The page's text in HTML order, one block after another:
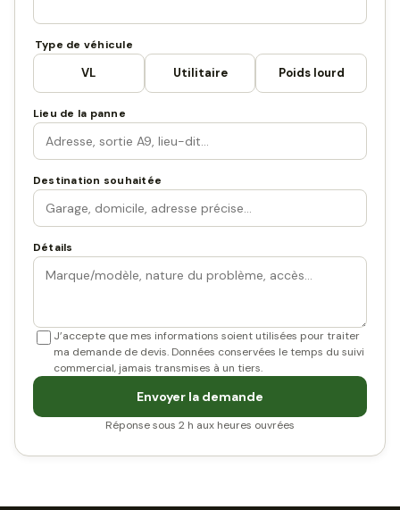
Type de véhicule
VL Utilitaire Poids lourd
Lieu de la panne
Destination souhaitée
Détails
J’accepte que mes informations soient utilisées pour traiter
ma demande de devis. Données conservées le temps du suivi
commercial, jamais transmises à un tiers.
Envoyer la demande
Réponse sous 2 h aux heures ouvrées